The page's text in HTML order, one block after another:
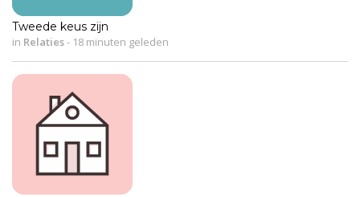
Tweede keus zijn
in Relaties- 18 minuten geleden